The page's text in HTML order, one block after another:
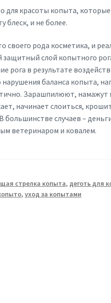
для красоты копыта,
блеск, и не более.
своего рода косметика, и
защитный слой копытного
рога в результате
баланса копыта,
Зарашпилюют,
начинает слоиться,
большинстве случаев –
ветеринаром и ковалем.
стрелка копыта, деготь для
,уход за копытами